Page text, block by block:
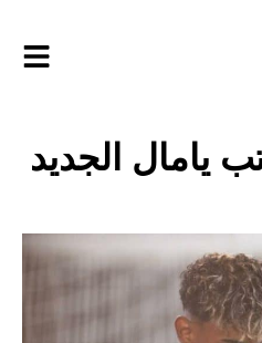
يامال الجديد